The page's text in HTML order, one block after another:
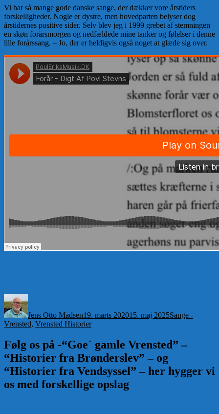
Vi har så mange gode danske sange, der dækker vore årstiders
forskelligheder. Nogle er dystre, men hovedparten belyser dog
årstidernes positive sider. Selv blev jeg i 1999 grebet af stemningen
en skøn forårsmorgen og nedfældede mine tanker og følelser i denne
lille forårssang. – Jo, der er heldigvis også noget at glæde sig over.
Jens Otto Madsen19. marts 202015. maj 2025Sange -
Vrensted, Vrensted Historier
Følg os på -“Goe` gamle Vrensted” –
“Historier fra Brønderslev” – og
“Historier fra Vendsyssel” – her hygger vi
os med forskellige opslag